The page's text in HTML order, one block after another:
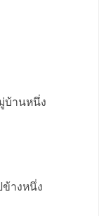
บ้านหนึ่ง
างหนึ่ง